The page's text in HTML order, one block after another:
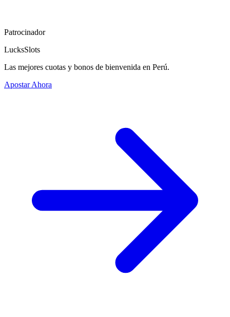
Patrocinador
LucksSlots
Las mejores cuotas y bonos de bienvenida en Perú.
Apostar Ahora